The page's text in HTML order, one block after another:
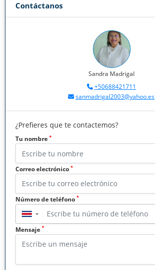
Contáctanos
Sandra Madrigal
+50688421711
sanmadrigal2003@yahoo.es
¿Prefieres que te contactemos?
Tu nombre *
Correo electrónico *
Número de teléfono *
▼
Mensaje *